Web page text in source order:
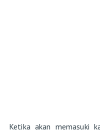
Ketika akan memasuki